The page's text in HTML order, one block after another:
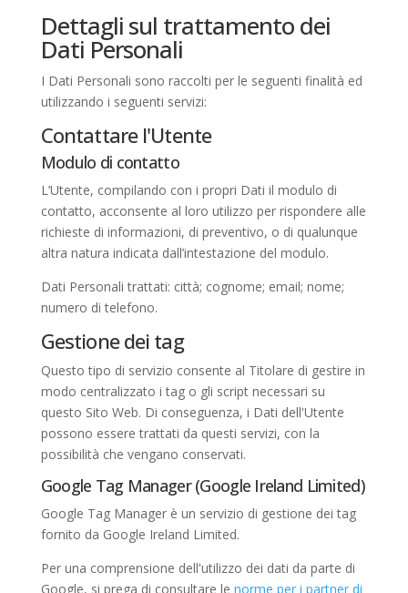
Dettagli sul trattamento dei
Dati Personali
I Dati Personali sono raccolti per le seguenti finalità ed
utilizzando i seguenti servizi:
Contattare l'Utente
Modulo di contatto
L’Utente, compilando con i propri Dati il modulo di
contatto, acconsente al loro utilizzo per rispondere alle
richieste di informazioni, di preventivo, o di qualunque
altra natura indicata dall’intestazione del modulo.
Dati Personali trattati: città; cognome; email; nome;
numero di telefono.
Gestione dei tag
Questo tipo di servizio consente al Titolare di gestire in
modo centralizzato i tag o gli script necessari su
questo Sito Web. Di conseguenza, i Dati dell'Utente
possono essere trattati da questi servizi, con la
possibilità che vengano conservati.
Google Tag Manager (Google Ireland Limited)
Google Tag Manager è un servizio di gestione dei tag
fornito da Google Ireland Limited.
Per una comprensione dell'utilizzo dei dati da parte di
Google, si prega di consultare le norme per i partner di